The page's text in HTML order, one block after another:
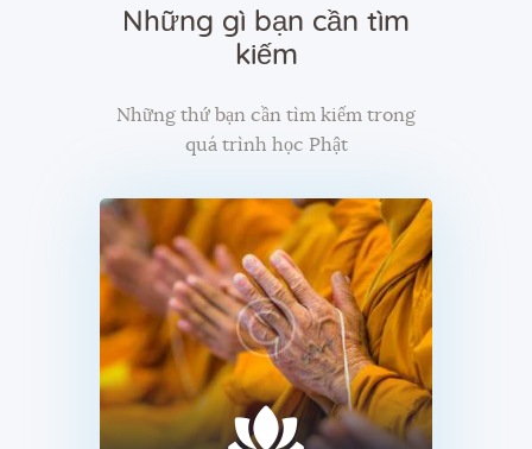
Những gì bạn cần tìm
kiếm
Những thứ bạn cần tìm kiếm trong
quá trình học Phật